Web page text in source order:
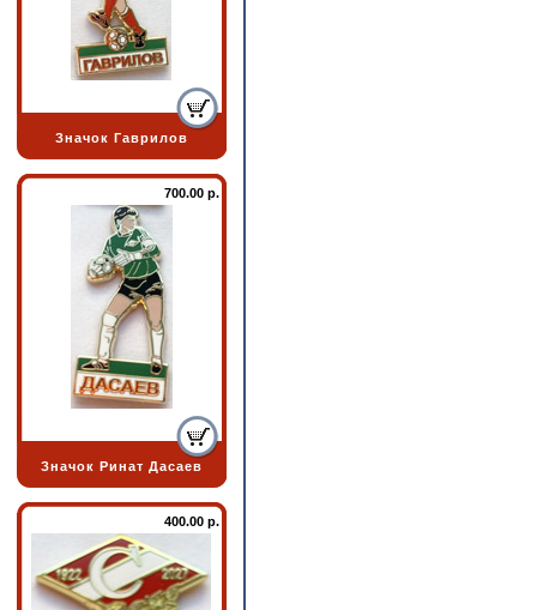
Значок Гаврилов
700.00 р.
Значок Ринат Дасаев
400.00 р.